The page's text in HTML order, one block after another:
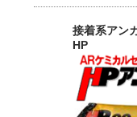
接着系アン
HP